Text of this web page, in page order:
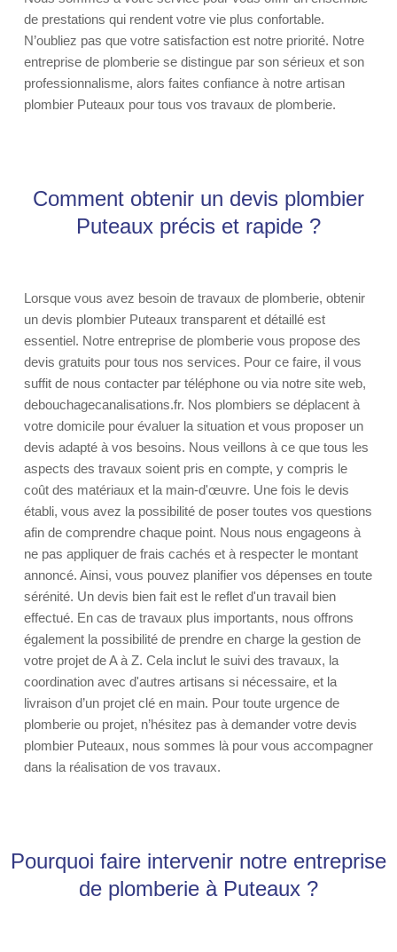
de prestations qui rendent votre vie plus confortable.
N’oubliez pas que votre satisfaction est notre priorité. Notre
entreprise de plomberie se distingue par son sérieux et son
professionnalisme, alors faites confiance à notre artisan
plombier Puteaux pour tous vos travaux de plomberie.
Comment obtenir un devis plombier
Puteaux précis et rapide ?
Lorsque vous avez besoin de travaux de plomberie, obtenir
un devis plombier Puteaux transparent et détaillé est
essentiel. Notre entreprise de plomberie vous propose des
devis gratuits pour tous nos services. Pour ce faire, il vous
suffit de nous contacter par téléphone ou via notre site web,
debouchagecanalisations.fr. Nos plombiers se déplacent à
votre domicile pour évaluer la situation et vous proposer un
devis adapté à vos besoins. Nous veillons à ce que tous les
aspects des travaux soient pris en compte, y compris le
coût des matériaux et la main-d'œuvre. Une fois le devis
établi, vous avez la possibilité de poser toutes vos questions
afin de comprendre chaque point. Nous nous engageons à
ne pas appliquer de frais cachés et à respecter le montant
annoncé. Ainsi, vous pouvez planifier vos dépenses en toute
sérénité. Un devis bien fait est le reflet d'un travail bien
effectué. En cas de travaux plus importants, nous offrons
également la possibilité de prendre en charge la gestion de
votre projet de A à Z. Cela inclut le suivi des travaux, la
coordination avec d'autres artisans si nécessaire, et la
livraison d’un projet clé en main. Pour toute urgence de
plomberie ou projet, n’hésitez pas à demander votre devis
plombier Puteaux, nous sommes là pour vous accompagner
dans la réalisation de vos travaux.
Pourquoi faire intervenir notre entreprise
de plomberie à Puteaux ?